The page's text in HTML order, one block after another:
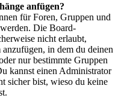
anfügen?
für Foren, Gruppen und
Die Board-
nicht erlaubt,
in dem du deinen
nur bestimmte Gruppen
kannst einen Administrator
sicher bist, wieso du keine